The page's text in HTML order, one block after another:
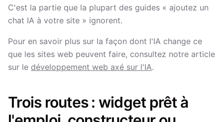
C'est la partie que la plupart des guides « ajoutez un
chat IA à votre site » ignorent.
Pour en savoir plus sur la façon dont l'IA change ce
que les sites web peuvent faire, consultez notre article
sur le développement web axé sur l'IA.
Trois routes : widget prêt à